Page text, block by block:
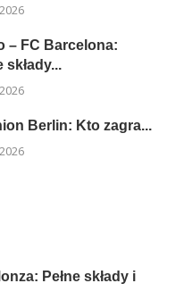
– FC Barcelona:
składy...
Berlin: Kto zagra...
Pełne składy i